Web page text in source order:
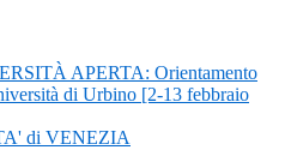
APERTA: Orientamento
di Urbino [2-13 febbraio
di VENEZIA